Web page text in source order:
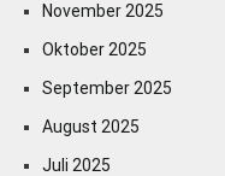
November 2025
Oktober 2025
September 2025
August 2025
Juli 2025